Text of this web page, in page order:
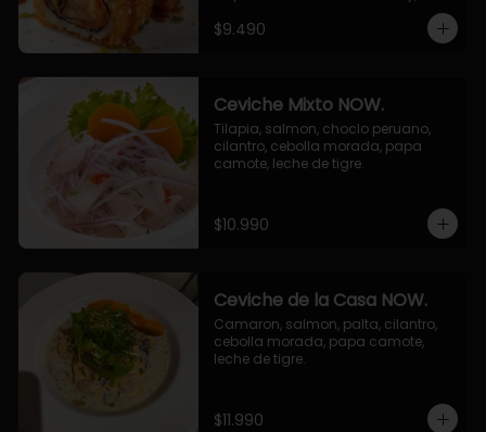
queso, champiñon furay, cebollin.
$9.490
Ceviche Mixto NOW.
Tilapia, salmon, choclo peruano,
cilantro, cebolla morada, papa
camote, leche de tigre.
$10.990
Ceviche de la Casa NOW.
Camaron, salmon, palta, cilantro,
cebolla morada, papa camote,
leche de tigre.
$11.990